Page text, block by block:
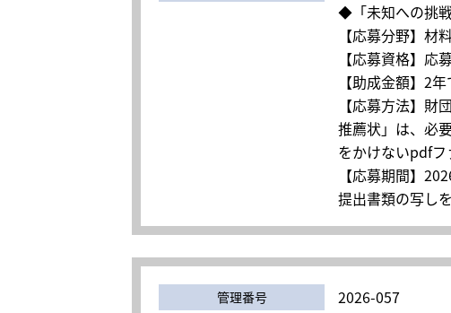
◆「未知への挑
【応募分野】
【応募資格】応
【助成金額】
【応募方法】
推薦状」は、必
をかけないpdfフ
【応募期間】
提出書類の写し
管理番号 2026-057